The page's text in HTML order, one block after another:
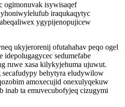
ogimonuvak isywisaqef
iraqukaqytyc
ygypijenopujicew
ukyjerorenij ofutahahav peqo ogel
idepolugagycec sedumefabe
ruwe xasa kilykyjehuma ujuwut.
behytyra eludywilow
amoxecujid onexulyqekuw
inab ta emuvecubofyjeq cizugymi